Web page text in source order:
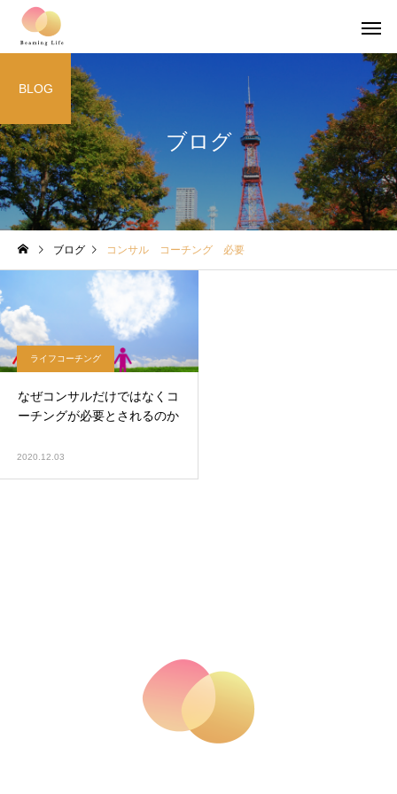
ブログ
BLOG
ブログ コンサル コーチング 必要
ライフコーチング
なぜコンサルだけではなくコ
ーチングが必要とされるのか
2020.12.03